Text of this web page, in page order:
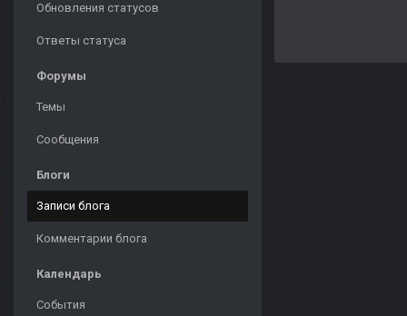
Обновления статусов
Ответы статуса
Форумы
Темы
Сообщения
Блоги
Записи блога
Комментарии блога
Календарь
События